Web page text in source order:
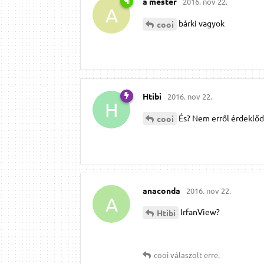
A cooi bárki vagyok
H
Htibi 2016. nov 22.
cooi És? Nem erről
A
anaconda 2016. nov 22.
Htibi IrfanView?
cooiválaszolt erre.